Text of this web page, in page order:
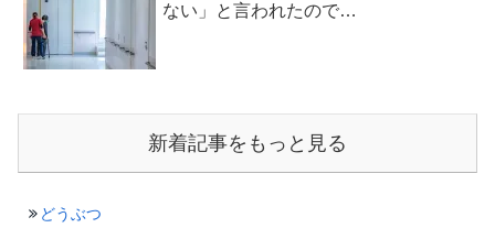
ない」と言われたので…
新着記事をもっと見る
どうぶつ